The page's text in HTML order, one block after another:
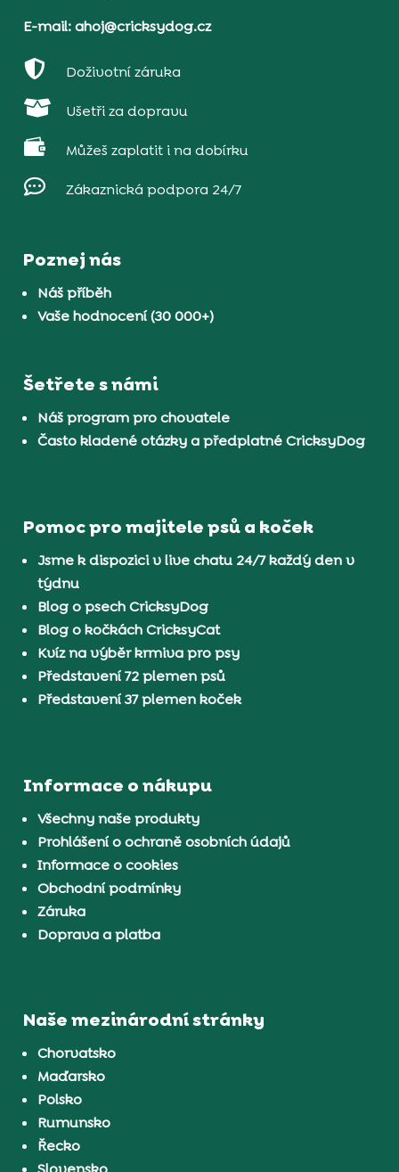
E-mail: ahoj@cricksydog.cz
 Doživotní záruka
 Ušetři za dopravu
 Můžeš zaplatit i na dobírku
 Zákaznická podpora 24/7
Poznej nás
Náš příběh
Vaše hodnocení (30 000+)
Šetřete s námi
Náš program pro chovatele
Často kladené otázky a předplatné CricksyDog
Pomoc pro majitele psů a koček
Jsme k dispozici v live chatu 24/7 každý den v
týdnu
Blog o psech CricksyDog
Blog o kočkách CricksyCat
Kvíz na výběr krmiva pro psy
Představení 72 plemen psů
Představení 37 plemen koček
Informace o nákupu
Všechny naše produkty
Prohlášení o ochraně osobních údajů
Informace o cookies
Obchodní podmínky
Záruka
Doprava a platba
Naše mezinárodní stránky
Chorvatsko
Maďarsko
Polsko
Rumunsko
Řecko